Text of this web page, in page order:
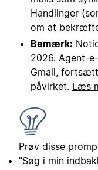
Handlinger
om at
Bemærk:
2026. Agent-
Gmail,
påvirket. Læs
Prøv disse
"Søg i min